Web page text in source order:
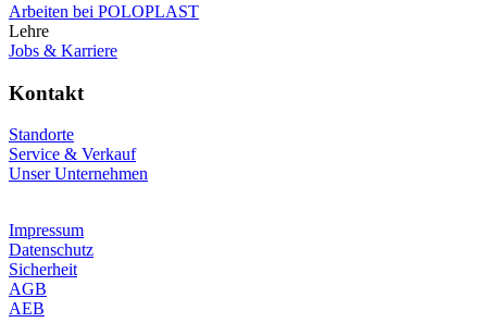
Arbeiten bei POLOPLAST
Lehre
Jobs & Karriere
Kontakt
Standorte
Service & Verkauf
Unser Unternehmen
Impressum
Datenschutz
Sicherheit
AGB
AEB